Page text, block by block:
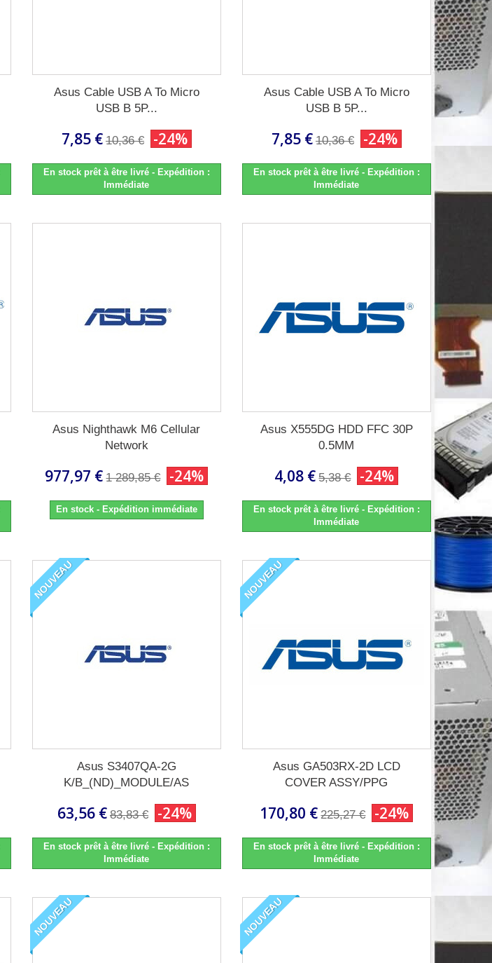
Asus Cable USB A To Micro
USB B 5P...
7,85 € 10,36 € -24%
En stock prêt à être livré - Expédition :
Immédiate
Asus Cable USB A To Micro
USB B 5P...
7,85 € 10,36 € -24%
En stock prêt à être livré - Expédition :
Immédiate
Asus Nighthawk M6 Cellular
Network
977,97 € 1 289,85 € -24%
En stock - Expédition immédiate
Asus X555DG HDD FFC 30P
0.5MM
4,08 € 5,38 € -24%
En stock prêt à être livré - Expédition :
Immédiate
NOUVEAU
Asus S3407QA-2G
K/B_(ND)_MODULE/AS
63,56 € 83,83 € -24%
En stock prêt à être livré - Expédition :
Immédiate
NOUVEAU
Asus GA503RX-2D LCD
COVER ASSY/PPG
170,80 € 225,27 € -24%
En stock prêt à être livré - Expédition :
Immédiate
NOUVEAU NOUVEAU